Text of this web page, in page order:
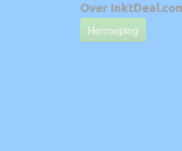
Over
Herroeping